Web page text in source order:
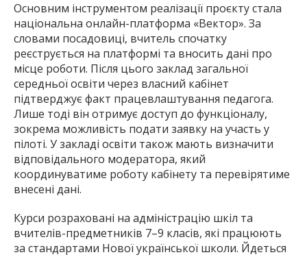
Основним інструментом реалізації проєкту стала
національна онлайн-платформа «Вектор». За
словами посадовиці, вчитель спочатку
реєструється на платформі та вносить дані про
місце роботи. Після цього заклад загальної
середньої освіти через власний кабінет
підтверджує факт працевлаштування педагога.
Лише тоді він отримує доступ до функціоналу,
зокрема можливість подати заявку на участь у
пілоті. У закладі освіти також мають визначити
відповідального модератора, який
координуватиме роботу кабінету та перевірятиме
внесені дані.
Курси розраховані на адміністрацію шкіл та
вчителів-предметників 7–9 класів, які працюють
за стандартами Нової української школи. Йдеться